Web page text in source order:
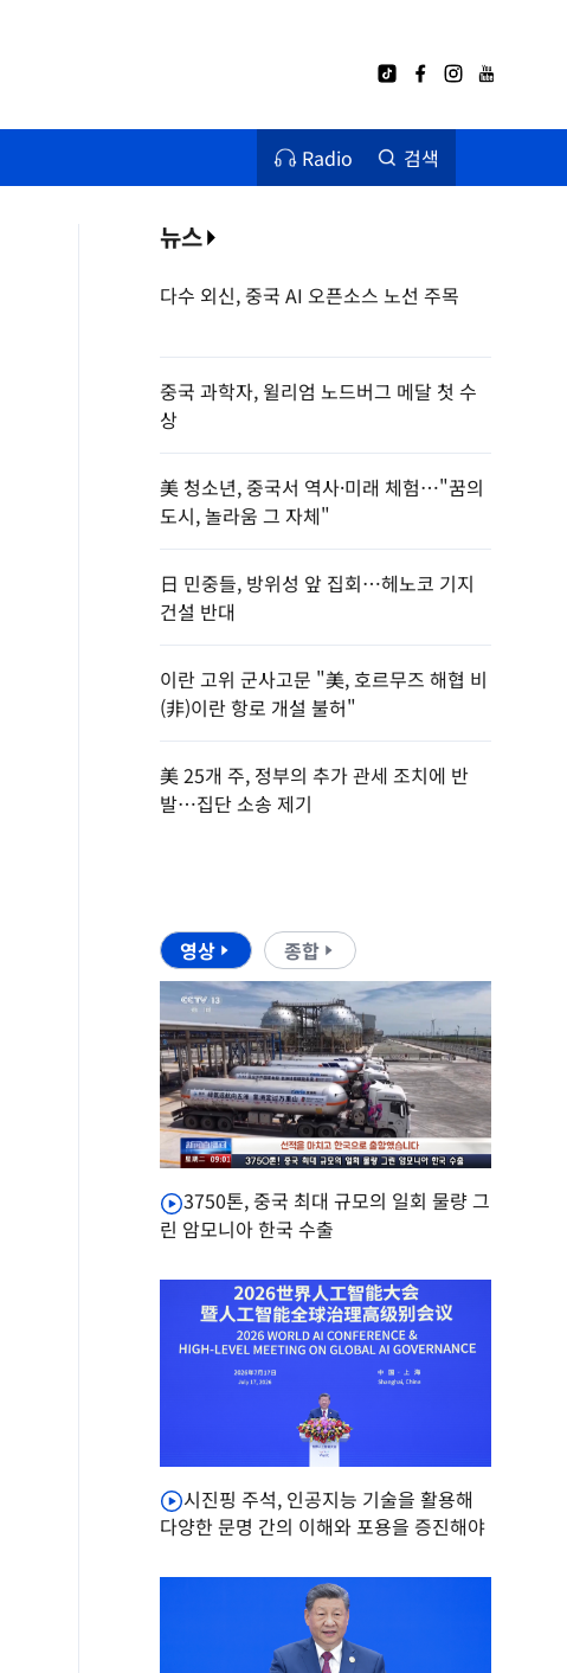
Radio 검색
뉴스
다수 외신, 중국 AI 오픈소스 노선 주목
중국 과학자, 윌리엄 노드버그 메달 첫 수
상
美 청소년, 중국서 역사·미래 체험…"꿈의
도시, 놀라움 그 자체"
日 민중들, 방위성 앞 집회…헤노코 기지
건설 반대
이란 고위 군사고문 "美, 호르무즈 해협 비
(非)이란 항로 개설 불허"
美 25개 주, 정부의 추가 관세 조치에 반
발…집단 소송 제기
영상 종합
3750톤, 중국 최대 규모의 일회 물량 그
린 암모니아 한국 수출
시진핑 주석, 인공지능 기술을 활용해
다양한 문명 간의 이해와 포용을 증진해야